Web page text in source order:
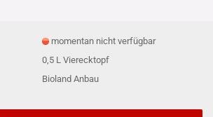
momentan nicht verfügbar
0,5 L Vierecktopf
Bioland Anbau